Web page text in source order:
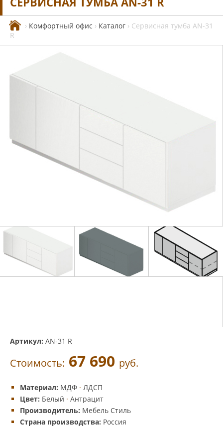
› Комфортный офис › Каталог › Сервисная тумба AN-31
R
Артикул: AN-31 R
Стоимость: 67 690 руб.
Материал: МДФ · ЛДСП
Цвет: Белый · Антрацит
Производитель: Мебель Стиль
Страна производства: Россия